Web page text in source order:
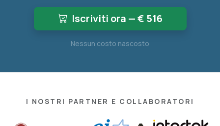
Iscriviti ora — € 516
Nessun costo nascosto
I NOSTRI PARTNER E COLLABORATORI